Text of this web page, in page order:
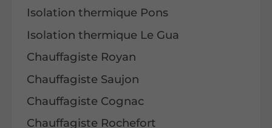
Isolation thermique Pons
Isolation thermique Le Gua
Chauffagiste Royan
Chauffagiste Saujon
Chauffagiste Cognac
Chauffagiste Rochefort